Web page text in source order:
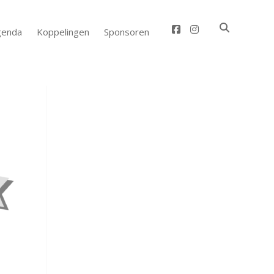
Koppelingen Sponsoren facebook
instagram